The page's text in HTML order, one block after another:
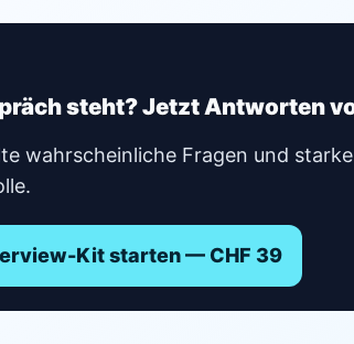
steht? Jetzt Antworten
wahrscheinliche Fragen und
Kit starten — CHF 39